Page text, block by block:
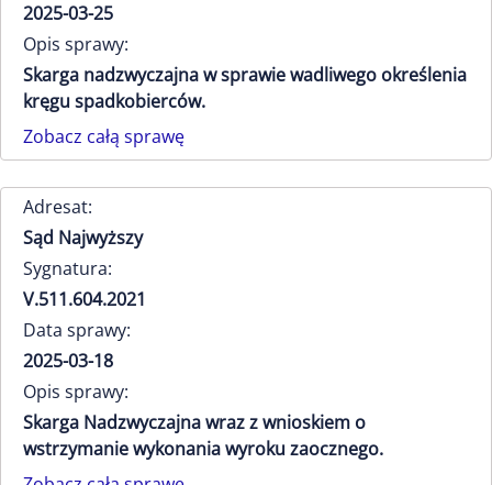
2025-03-25
Opis sprawy:
Skarga nadzwyczajna w sprawie wadliwego określenia
kręgu spadkobierców.
Zobacz całą sprawę
Adresat:
Sąd Najwyższy
Sygnatura:
V.511.604.2021
Data sprawy:
2025-03-18
Opis sprawy:
Skarga Nadzwyczajna wraz z wnioskiem o
wstrzymanie wykonania wyroku zaocznego.